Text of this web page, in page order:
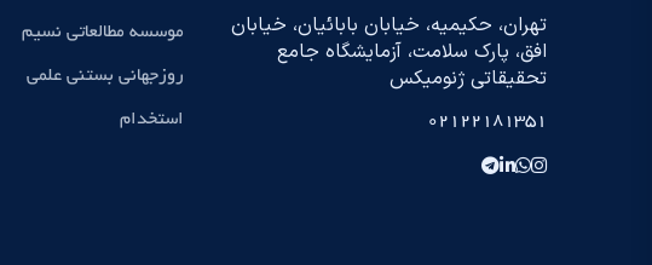
تهران، حکیمیه، خیابان بابائیان، خیابان
افق، پارک سلامت، آزمایشگاه جامع
تحقیقاتی ژنومیکس
02122181351
موسسه مطالعاتی نسیم
روزجهانی بستنی علمی
استخدام